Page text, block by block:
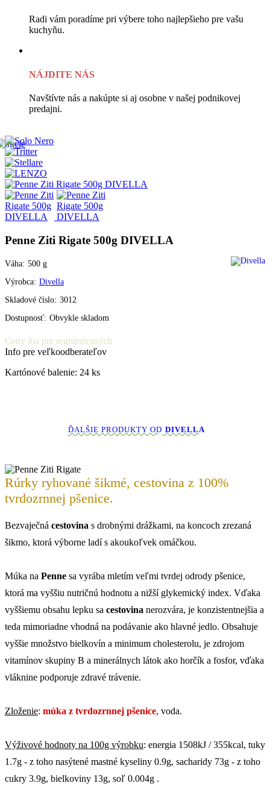
Radi vám poradíme pri výbere toho najlepšieho pre vašu
kuchyňu.
NÁJDITE NÁS
Navštívte nás a nakúpte si aj osobne v našej podnikovej
predajni.
Penne Ziti Rigate 500g DIVELLA
Váha: 500 g
Výrobca: Divella
Skladové číslo: 3012
Dostupnosť: Obvykle skladom
Ceny iba pre registrovaných
Info pre veľkoodberateľov
Kartónové balenie: 24 ks
ĎALŠIE PRODUKTY OD DIVELLA
Rúrky ryhované šikmé, cestovina z 100%
tvrdozrnnej pšenice.
Bezvaječná cestovina s drobnými drážkami, na koncoch zrezaná
šikmo, ktorá výborne ladí s akoukoľvek omáčkou.
Múka na Penne sa vyrába mletím veľmi tvrdej odrody pšenice,
ktorá ma vyššiu nutričnú hodnotu a nižší glykemický index. Vďaka
vyššiemu obsahu lepku sa cestovina nerozvára, je konzistentnejšia a
teda mimoriadne vhodná na podávanie ako hlavné jedlo. Obsahuje
vyššie množstvo bielkovín a minimum cholesterolu, je zdrojom
vitamínov skupiny B a minerálnych látok ako horčík a fosfor, vďaka
vláknine podporuje zdravé trávenie.
Zloženie: múka z tvrdozrnnej pšenice, voda.
Výživové hodnoty na 100g výrobku: energia 1508kJ / 355kcal, tuky
1.7g - z toho nasýtené mastné kyseliny 0.9g, sacharidy 73g - z toho
cukry 3.9g, bielkoviny 13g, soľ 0.004g .